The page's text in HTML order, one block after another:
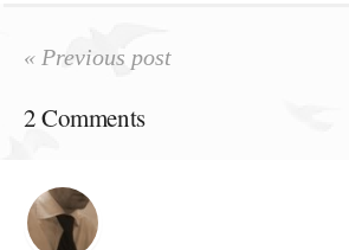
« Previous post
2 Comments